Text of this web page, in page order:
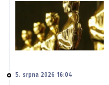
5. srpna 2026 16:04